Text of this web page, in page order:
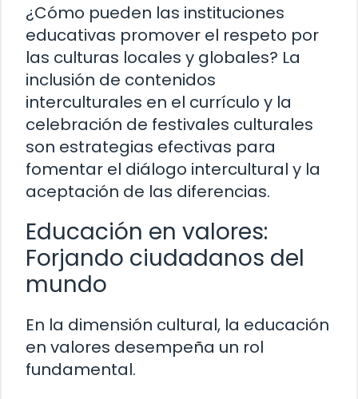
¿Cómo pueden las instituciones
educativas promover el respeto por
las culturas locales y globales? La
inclusión de contenidos
interculturales en el currículo y la
celebración de festivales culturales
son estrategias efectivas para
fomentar el diálogo intercultural y la
aceptación de las diferencias.
Educación en valores:
Forjando ciudadanos del
mundo
En la dimensión cultural, la educación
en valores desempeña un rol
fundamental.